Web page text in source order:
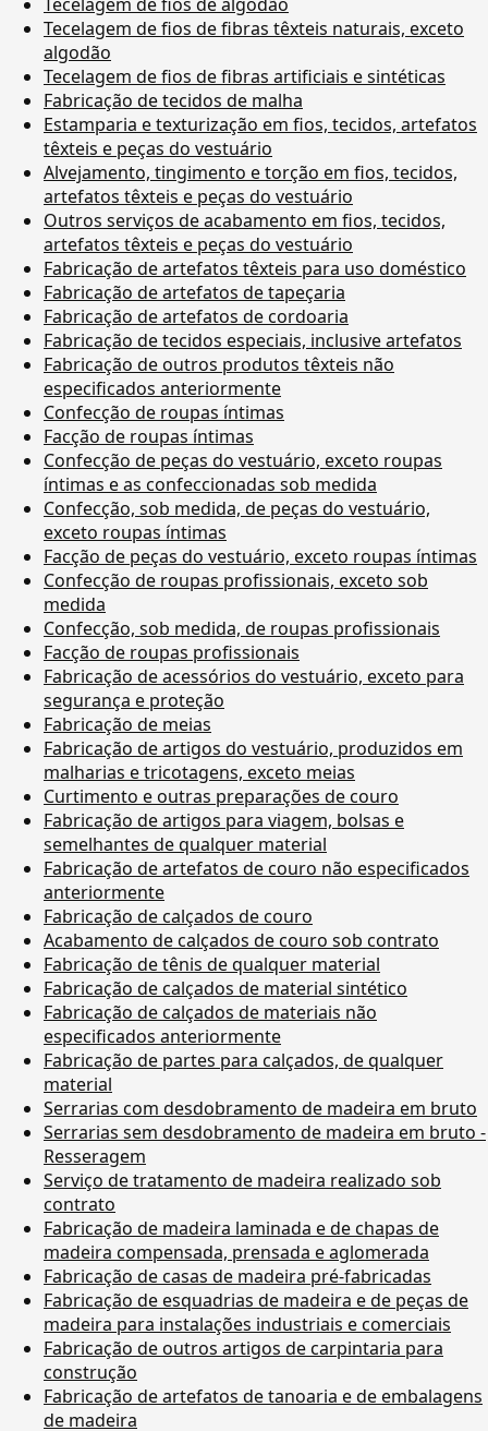
Tecelagem de fios de fibras têxteis naturais, exceto
algodão
Tecelagem de fios de fibras artificiais e sintéticas
Fabricação de tecidos de malha
Estamparia e texturização em fios, tecidos, artefatos
têxteis e peças do vestuário
Alvejamento, tingimento e torção em fios, tecidos,
artefatos têxteis e peças do vestuário
Outros serviços de acabamento em fios, tecidos,
artefatos têxteis e peças do vestuário
Fabricação de artefatos têxteis para uso doméstico
Fabricação de artefatos de tapeçaria
Fabricação de artefatos de cordoaria
Fabricação de tecidos especiais, inclusive artefatos
Fabricação de outros produtos têxteis não
especificados anteriormente
Confecção de roupas íntimas
Facção de roupas íntimas
Confecção de peças do vestuário, exceto roupas
íntimas e as confeccionadas sob medida
Confecção, sob medida, de peças do vestuário,
exceto roupas íntimas
Facção de peças do vestuário, exceto roupas íntimas
Confecção de roupas profissionais, exceto sob
medida
Confecção, sob medida, de roupas profissionais
Facção de roupas profissionais
Fabricação de acessórios do vestuário, exceto para
segurança e proteção
Fabricação de meias
Fabricação de artigos do vestuário, produzidos em
malharias e tricotagens, exceto meias
Curtimento e outras preparações de couro
Fabricação de artigos para viagem, bolsas e
semelhantes de qualquer material
Fabricação de artefatos de couro não especificados
anteriormente
Fabricação de calçados de couro
Acabamento de calçados de couro sob contrato
Fabricação de tênis de qualquer material
Fabricação de calçados de material sintético
Fabricação de calçados de materiais não
especificados anteriormente
Fabricação de partes para calçados, de qualquer
material
Serrarias com desdobramento de madeira em bruto
Serrarias sem desdobramento de madeira em bruto -
Resseragem
Serviço de tratamento de madeira realizado sob
contrato
Fabricação de madeira laminada e de chapas de
madeira compensada, prensada e aglomerada
Fabricação de casas de madeira pré-fabricadas
Fabricação de esquadrias de madeira e de peças de
madeira para instalações industriais e comerciais
Fabricação de outros artigos de carpintaria para
construção
Fabricação de artefatos de tanoaria e de embalagens
de madeira